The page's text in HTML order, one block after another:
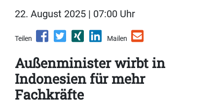
22. August 2025 | 07:00 Uhr
Teilen Mailen
Außenminister wirbt in
Indonesien für mehr
Fachkräfte